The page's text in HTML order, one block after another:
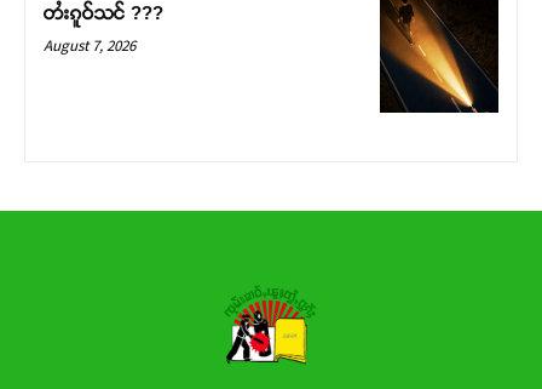
တႆးၵူဝ်သင် ???
August 7, 2026